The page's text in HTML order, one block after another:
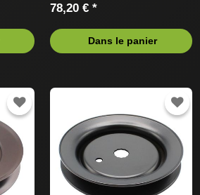
78,20 € *
Dans le panier